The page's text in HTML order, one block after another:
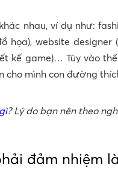
nhau, ví dụ như:
họa), website designer (
kế game)… Tùy vào
cho mình con đường
? Lý do bạn nên theo
đảm nhiệm